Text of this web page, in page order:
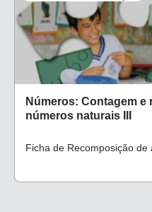
Números: Contagem
números naturais III
Ficha de Recomposição de